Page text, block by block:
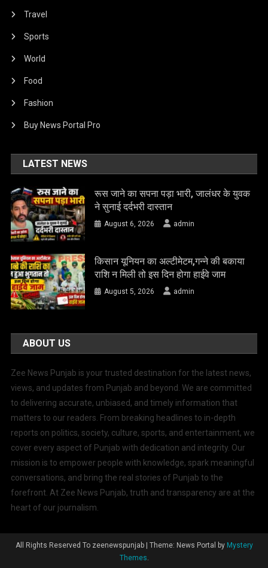
Travel
Sports
World
Food
Fashion
Buy News Portal Pro
LATEST NEWS
रूस जाने का सपना पड़ा भारी, जालंधर के युवक
ने सुनाई दर्दभरी दास्तान
August 6, 2026 admin
किसान यूनियन का अल्टीमेटम,गन्ने की बकाया
राशि न मिली तो इस दिन होगा हाईवे जाम
August 5, 2026 admin
ABOUT US
Zee News Punjab is your trusted destination for the latest news,
views, and updates from Punjab and beyond. We are committed
to delivering accurate, unbiased, and timely information that
matters to our readers. From breaking headlines to in-depth
reports on politics, society, culture, sports, and entertainment, we
cover every aspect of Punjab with dedication and integrity. Our
mission is to empower people with knowledge, spark meaningful
conversations, and bring the real stories of Punjab to the
forefront. At Zee News Punjab, truth and transparency are at the
heart of our journalism.
All Rights Reserved To zeenewspunjab | Theme: News Portal by Mystery
Themes.